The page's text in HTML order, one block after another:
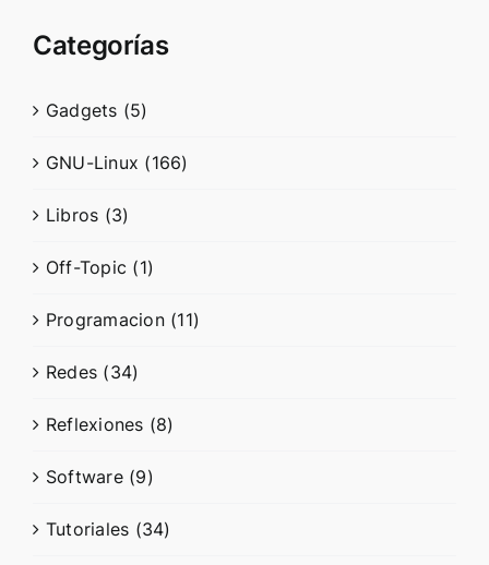
Categorías
Gadgets (5)
GNU-Linux (166)
Libros (3)
Off-Topic (1)
Programacion (11)
Redes (34)
Reflexiones (8)
Software (9)
Tutoriales (34)